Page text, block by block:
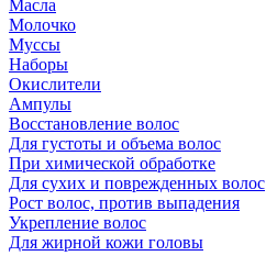
Масла
Молочко
Муссы
Наборы
Окислители
Ампулы
Восстановление волос
Для густоты и объема волос
При химической обработке
Для сухих и поврежденных волос
Рост волос, против выпадения
Укрепление волос
Для жирной кожи головы